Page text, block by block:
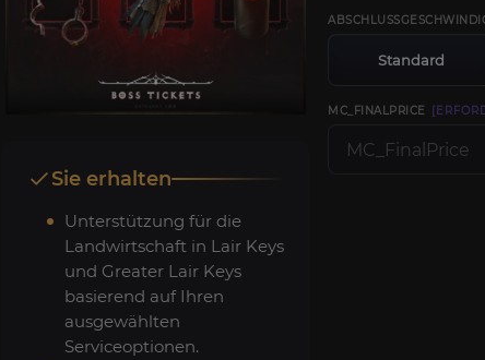
Standard
MC_FINALPRICE
Sie erhalten
Unterstützung für die
Landwirtschaft in Lair Keys
und Greater Lair Keys
basierend auf Ihren
ausgewählten
Serviceoptionen.